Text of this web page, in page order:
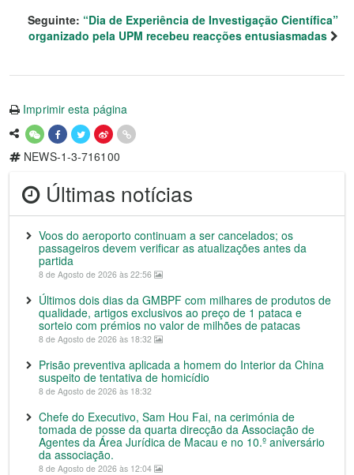
Seguinte: “Dia de Experiência de Investigação Científica”
organizado pela UPM recebeu reacções entusiasmadas
Imprimir esta página
NEWS-1-3-716100
Últimas notícias
Voos do aeroporto continuam a ser cancelados; os
passageiros devem verificar as atualizações antes da
partida
8 de Agosto de 2026 às 22:56
Últimos dois dias da GMBPF com milhares de produtos de
qualidade, artigos exclusivos ao preço de 1 pataca e
sorteio com prémios no valor de milhões de patacas
8 de Agosto de 2026 às 18:32
Prisão preventiva aplicada a homem do Interior da China
suspeito de tentativa de homicídio
8 de Agosto de 2026 às 18:32
Chefe do Executivo, Sam Hou Fai, na cerimónia de
tomada de posse da quarta direcção da Associação de
Agentes da Área Jurídica de Macau e no 10.º aniversário
da associação.
8 de Agosto de 2026 às 12:04